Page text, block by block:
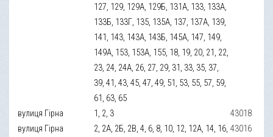
127, 129, 129А, 129Б, 131А, 133, 133А,
133Б, 133Г, 135, 135А, 137, 137А, 139,
141, 143, 143А, 143Б, 145А, 147, 149,
149А, 153, 153А, 155, 18, 19, 20, 21, 22,
23, 24, 24А, 26, 27, 29, 31, 33, 35, 37,
39, 41, 43, 45, 47, 49, 51, 53, 55, 57, 59,
61, 63, 65
вулиця Гірна 1, 2, 3
43018
вулиця Гірна
2, 2А, 2Б, 2В, 4, 6, 8, 10, 12, 12А, 14, 16, 43016